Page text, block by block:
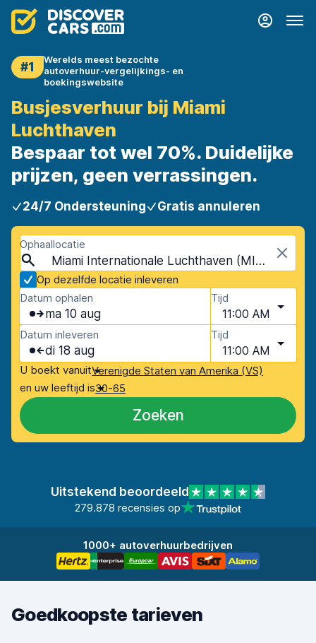
#1
Werelds meest bezochte
autoverhuur-vergelijkings- en
boekingswebsite
Busjesverhuur bij Miami
Luchthaven
Bespaar tot wel 70%. Duidelijke
prijzen, geen verrassingen.
24/7 Ondersteuning Gratis annuleren
Ophaallocatie
Miami Internationale Luchthaven (MIA), Miami, Verenigde Staten - Florida
Op dezelfde locatie inleveren
Datum ophalen
ma 10 aug
Tijd
11:00 AM
Datum inleveren
di 18 aug
Tijd
11:00 AM
U boekt vanuitVerenigde Staten van Amerika (VS)
en uw leeftijd is30-65
Zoeken
Uitstekend beoordeeld
279.878 recensies op
1000+ autoverhuurbedrijven
Goedkoopste tarieven